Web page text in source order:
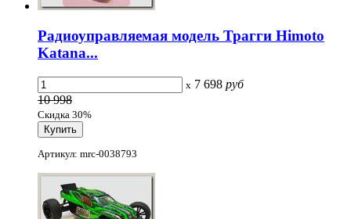
Радиоуправляемая модель Трагги Himoto
Katana...
x 7 698 руб
10 998
Скидка 30%
Артикул: mrc-0038793